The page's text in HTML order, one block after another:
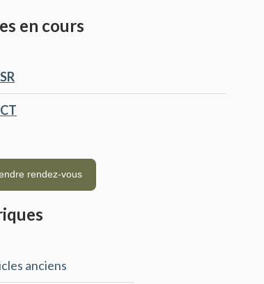
en cours
rendez-vous
anciens